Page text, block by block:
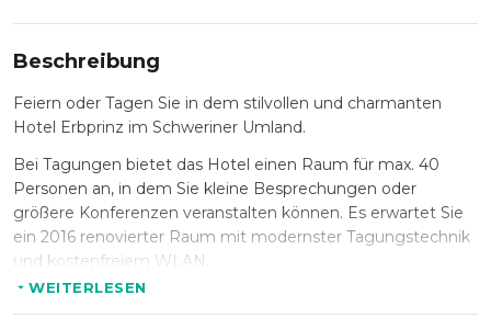
Beschreibung
Feiern oder Tagen Sie in dem stilvollen und charmanten
Hotel Erbprinz im Schweriner Umland.
Bei Tagungen bietet das Hotel einen Raum für max. 40
Personen an, in dem Sie kleine Besprechungen oder
größere Konferenzen veranstalten können. Es erwartet Sie
ein 2016 renovierter Raum mit modernster Tagungstechnik
und kostenfreiem WLAN.
Das Restaurant des Hauses, die Prinzenstube, eignet sich
WEITERLESEN